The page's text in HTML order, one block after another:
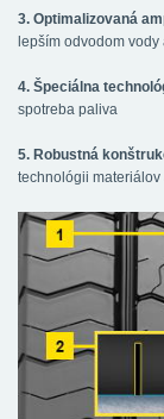
3. Optimalizovaná
lepším odvodom
4. Špeciálna
spotreba paliva
5. Robustná
technológii materiálov